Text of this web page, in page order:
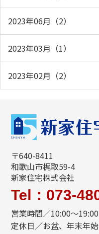
2023年06月（2）
2023年03月（1）
2023年02月（2）
〒640-8411
和歌山市梶取59-4
新家住宅株式会社
Tel：073-
営業時間／10:00～19:00
定休日／お盆、年末年始